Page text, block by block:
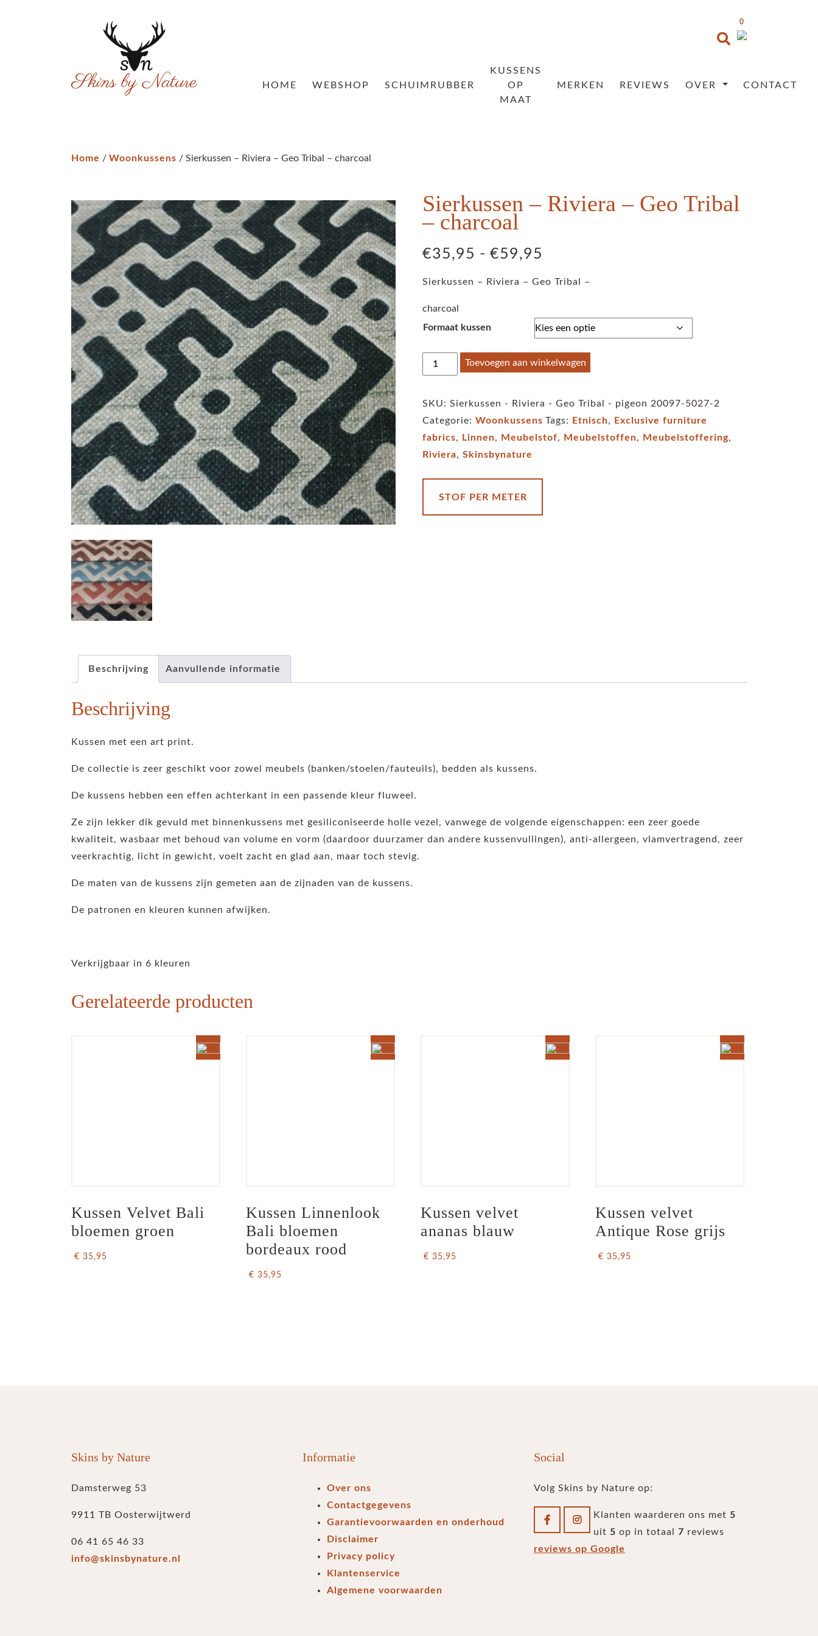
0
HOME WEBSHOP SCHUIMRUBBER
KUSSENS
OP
MAAT
MERKEN REVIEWS OVER CONTACT
Home / Woonkussens / Sierkussen – Riviera – Geo Tribal – charcoal
Sierkussen – Riviera – Geo Tribal
– charcoal
€35,95 - €59,95
tot
Sierkussen – Riviera – Geo Tribal –
charcoal
Formaat kussen
Sierkussen
-
charcoal
aantal
Toevoegen aan winkelwagen
SKU:Sierkussen - Riviera - Geo Tribal - pigeon 20097-5027-2
Categorie:Woonkussens Tags: Etnisch,
Exclusive furniture
fabrics, Linnen, Meubelstof, Meubelstoffen, Meubelstoffering,
Riviera,Skinsbynature
STOF PER METER
Beschrijving Aanvullende informatie
Beschrijving
Kussen met een art print.
De collectie is zeer geschikt voor zowel meubels (banken/stoelen/fauteuils), bedden als kussens.
De kussens hebben een effen achterkant in een passende kleur fluweel.
Ze zijn lekker dik gevuld met binnenkussens met gesiliconiseerde holle vezel, vanwege de volgende eigenschappen: een zeer goede
kwaliteit, wasbaar met behoud van volume en vorm (daardoor duurzamer dan andere kussenvullingen), anti-allergeen, vlamvertragend, zeer
veerkrachtig, licht in gewicht, voelt zacht en glad aan, maar toch stevig.
De maten van de kussens zijn gemeten aan de zijnaden van de kussens.
De patronen en kleuren kunnen afwijken.
Verkrijgbaar in 6 kleuren
Gerelateerde producten
Kussen Velvet Bali
bloemen groen
€ 35,95
Kussen Linnenlook
Bali bloemen
bordeaux rood
€ 35,95
Kussen velvet
ananas blauw
€ 35,95
Kussen velvet
Antique Rose grijs
€ 35,95
Skins by Nature
Damsterweg 53
9911 TB Oosterwijtwerd
06 41 65 46 33
info@skinsbynature.nl
Informatie
Over ons
Contactgegevens
Garantievoorwaarden en onderhoud
Disclaimer
Privacy policy
Klantenservice
Algemene voorwaarden
Social
Volg Skins by Nature op:
Klanten waarderen ons met 5
uit 5 op in totaal 7 reviews
reviews op Google